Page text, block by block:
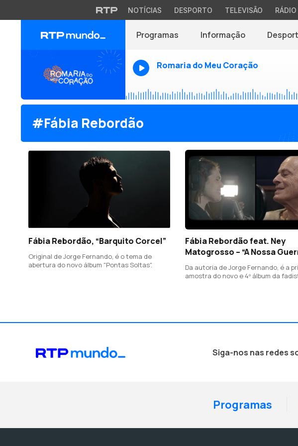
NOTÍCIAS DESPORTO TELEVISÃO RÁDIO
Programas Informação
Romaria do Meu Coração
#Fábia Rebordão
Fábia Rebordão, “Barquito Corcel”
Original de Jorge Fernando, é o tema de
abertura do novo álbum "Pontas Soltas".
Fábia Rebordão feat. Ney
Matogrosso – “A Nossa
Da autoria de Jorge Fernando, é a
amostra do novo e 4º álbum da
Siga-nos nas redes
Programas